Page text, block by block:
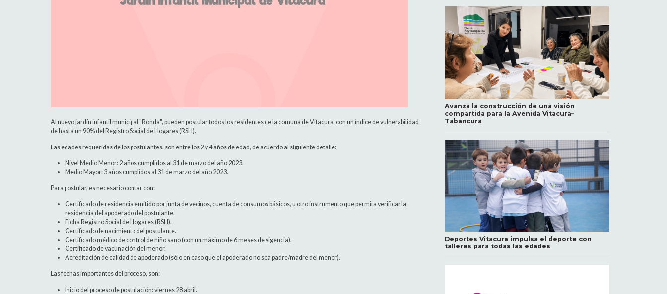
Al nuevo jardín infantil municipal "Ronda", pueden postular todos los residentes de la comuna de Vitacura, con un índice de vulnerabilidad
de hasta un 90% del Registro Social de Hogares (RSH).
Las edades requeridas de los postulantes, son entre los 2 y 4 años de edad, de acuerdo al siguiente detalle:
Nivel Medio Menor: 2 años cumplidos al 31 de marzo del año 2023.
Medio Mayor: 3 años cumplidos al 31 de marzo del año 2023.
Para postular, es necesario contar con:
Certificado de residencia emitido por junta de vecinos, cuenta de consumos básicos, u otro instrumento que permita verificar la
residencia del apoderado del postulante.
Ficha Registro Social de Hogares (RSH).
Certificado de nacimiento del postulante.
Certificado médico de control de niño sano (con un máximo de 6 meses de vigencia).
Certificado de vacunación del menor.
Acreditación de calidad de apoderado (sólo en caso que el apoderado no sea padre/madre del menor).
Las fechas importantes del proceso, son:
Inicio del proceso de postulación: viernes 28 abril.
Avanza la construcción de una visión
compartida para la Avenida Vitacura–
Tabancura
Deportes Vitacura impulsa el deporte con
talleres para todas las edades